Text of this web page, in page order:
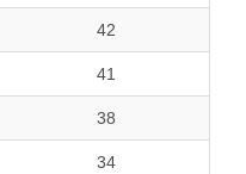
42
41
38
34